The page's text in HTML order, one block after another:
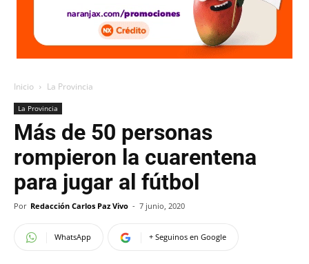
Inicio La Provincia
La Provincia
Más de 50 personas
rompieron la cuarentena
para jugar al fútbol
Por Redacción Carlos Paz Vivo - 7 junio, 2020
WhatsApp + Seguinos en Google